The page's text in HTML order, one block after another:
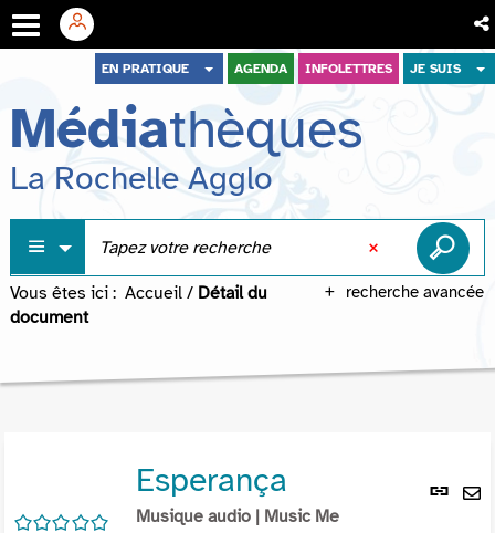
menu
contenu
recherche
EN PRATIQUE AGENDA INFOLETTRES JE SUIS
Médiathèques
La Rochelle Agglo
recherche avancée
Vous êtes ici : Accueil / Détail du
document
Lien
/5
Esperança
Musique audio | Music Me